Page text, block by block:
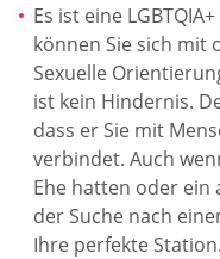
Es ist eine
können Sie sich mit
Sexuelle
ist kein Hindernis.
dass er Sie mit
verbindet. Auch
Ehe hatten oder ein
der Suche nach
Ihre perfekte Station.